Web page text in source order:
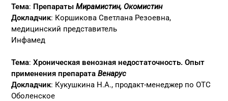
Тема: ПрепаратыМирамистин, Окомистин
Докладчик: Коршикова Светлана Резоевна,
медицинский представитель
Инфамед
Тема:Хроническая венозная недостаточность. Опыт
применения препаратаВенарус
Докладчик: Кукушкина Н.А., продакт-менеджер по ОТС
Оболенское